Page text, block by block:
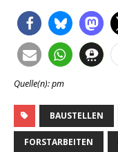
Quelle(n): pm
BAUSTELLEN
FORSTARBEITEN